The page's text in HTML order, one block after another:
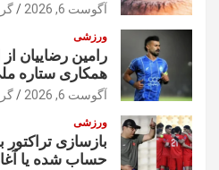
آگوست 6, 2026
ورزشی
رامین رضاییان
همکاری ستاره
آگوست 6, 2026
ورزشی
بازسازی
حساب شده یا